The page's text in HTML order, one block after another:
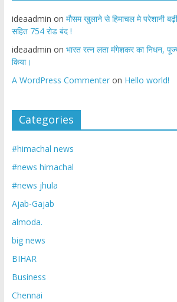
ideaadmin on मौसम खुलाने से हिमाचल मे परेशानी
सहित 754 रोड बंद !
ideaadmin on भारत रत्न लता मंगेशकर का निधन,
किया।
A WordPress Commenteron Hello world!
Categories
#himachal news
#news himachal
#news jhula
Ajab-Gajab
almoda.
big news
BIHAR
Business
Chennai